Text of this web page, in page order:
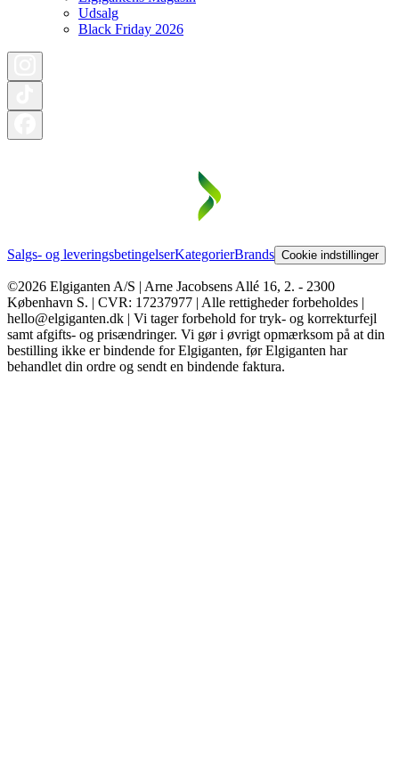
Udsalg
Black Friday 2026
Salgs- og leveringsbetingelserKategorierBrands Cookie indstillinger
©2026 Elgiganten A/S | Arne Jacobsens Allé 16, 2. - 2300
København S. | CVR: 17237977 | Alle rettigheder forbeholdes |
hello@elgiganten.dk | Vi tager forbehold for tryk- og korrekturfejl
samt afgifts- og prisændringer. Vi gør i øvrigt opmærksom på at din
bestilling ikke er bindende for Elgiganten, før Elgiganten har
behandlet din ordre og sendt en bindende faktura.